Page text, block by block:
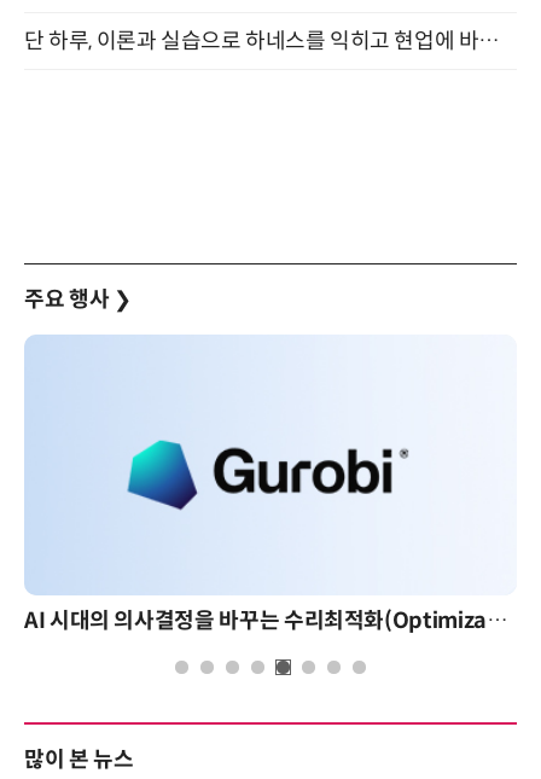
단 하루, 이론과 실습으로 하네스를 익히고 현업에 바로 쓰는 핸즈온 워크숍 (8/20)
주요 행사 ❯
AI 시대의 의사결정을 바꾸는 수리최적화(Optimization): 실제 산업 적용 사례와 활용 전략
많이 본 뉴스